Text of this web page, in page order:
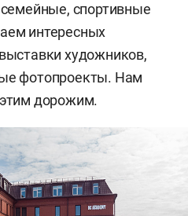
спортивные
интересных
художников,
фотопроекты. Нам
дорожим.